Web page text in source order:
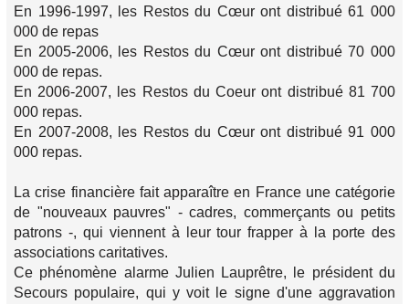
En 1996-1997, les Restos du Cœur ont distribué 61 000
000 de repas
En 2005-2006, les Restos du Cœur ont distribué 70 000
000 de repas.
En 2006-2007, les Restos du Coeur ont distribué 81 700
000 repas.
En 2007-2008, les Restos du Cœur ont distribué 91 000
000 repas.
La crise financière fait apparaître en France une catégorie
de "nouveaux pauvres" - cadres, commerçants ou petits
patrons -, qui viennent à leur tour frapper à la porte des
associations caritatives.
Ce phénomène alarme Julien Lauprêtre, le président du
Secours populaire, qui y voit le signe d'une aggravation